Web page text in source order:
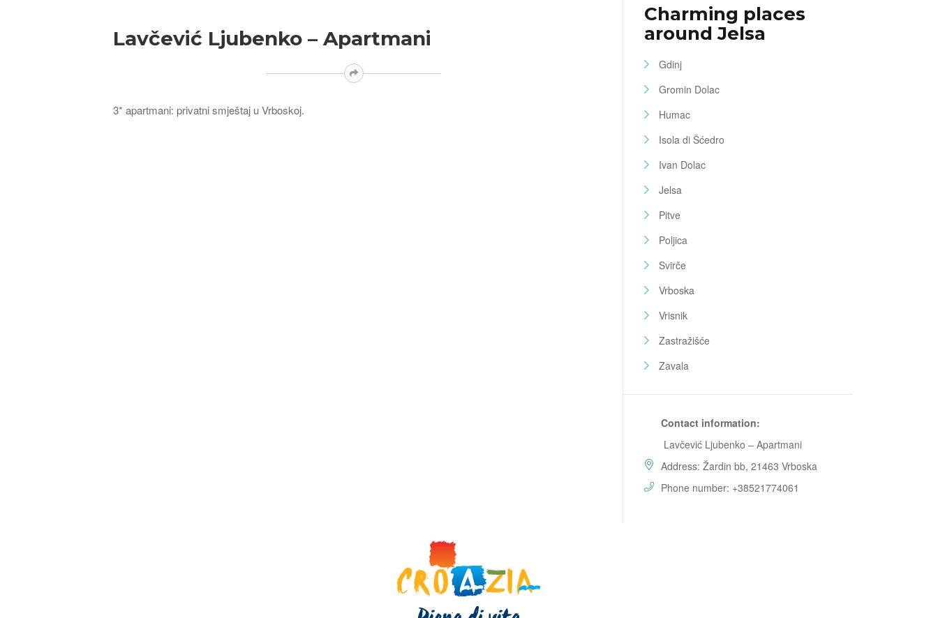
Lavčević Ljubenko – Apartmani
3* apartmani: privatni smještaj u Vrboskoj.
Charming places
around Jelsa
Gdinj
Gromin Dolac
Humac
Isola di Šćedro
Ivan Dolac
Jelsa
Pitve
Poljica
Svirče
Vrboska
Vrisnik
Zastražišće
Zavala
Contact information:
Lavčević Ljubenko – Apartmani
Address: Žardin bb, 21463 Vrboska
Phone number: +38521774061